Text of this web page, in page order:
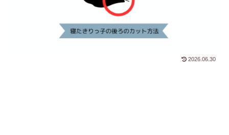
2026.06.30